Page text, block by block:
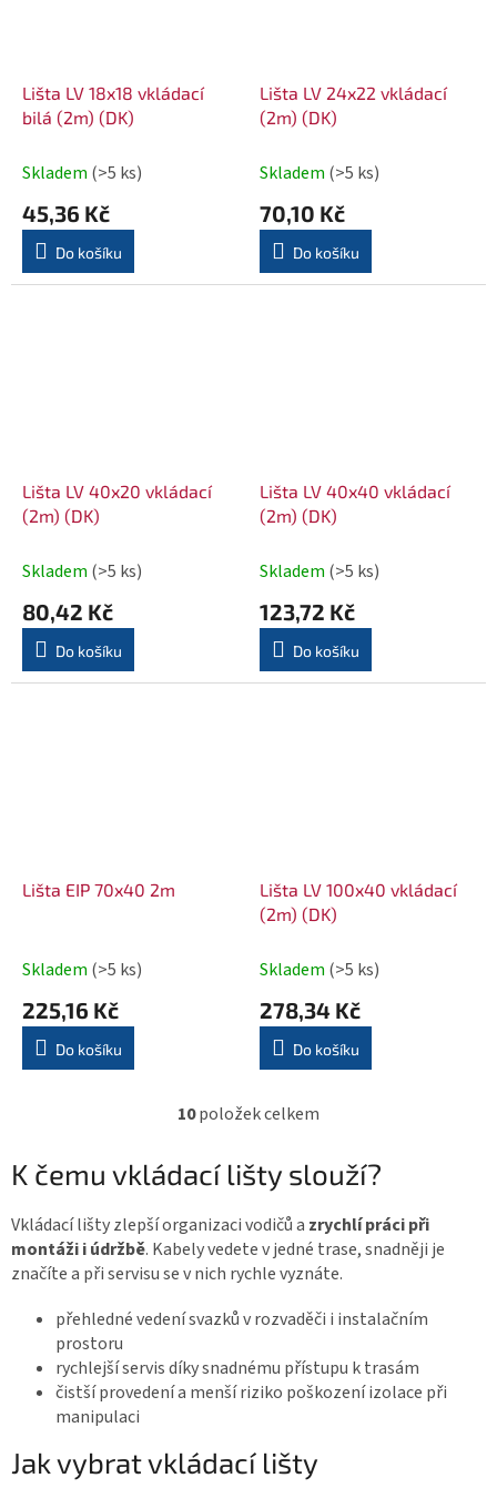
Lišta LV 18x18 vkládací
bilá (2m) (DK)
Skladem (>5 ks)
45,36 Kč
Do košíku
Lišta LV 24x22 vkládací
(2m) (DK)
Skladem (>5 ks)
70,10 Kč
Do košíku
Lišta LV 40x20 vkládací
(2m) (DK)
Skladem (>5 ks)
80,42 Kč
Do košíku
Lišta LV 40x40 vkládací
(2m) (DK)
Skladem (>5 ks)
123,72 Kč
Do košíku
Lišta EIP 70x40 2m
Skladem (>5 ks)
225,16 Kč
Do košíku
Lišta LV 100x40 vkládací
(2m) (DK)
Skladem (>5 ks)
278,34 Kč
Do košíku
O
l
d
a
c
í
r
v
v
10položek celkem
K čemu vkládací lišty slouží?
Vkládací lišty zlepší organizaci vodičů a zrychlí práci při
montáži i údržbě. Kabely vedete v jedné trase, snadněji je
značíte a při servisu se v nich rychle vyznáte.
přehledné vedení svazků v rozvaděči i instalačním
prostoru
rychlejší servis díky snadnému přístupu k trasám
čistší provedení a menší riziko poškození izolace při
manipulaci
Jak vybrat vkládací lišty